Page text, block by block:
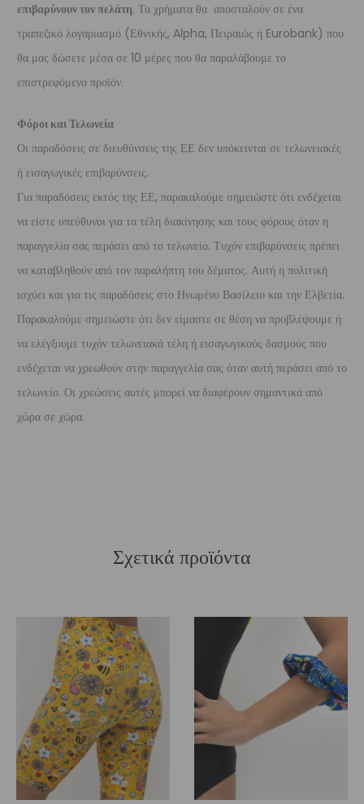
επιβαρύνουν τον πελάτη. Τα χρήματα θα αποσταλούν σε ένα
τραπεζικό λογαριασμό (Εθνικής, Alpha, Πειραιώς ή Eurobank) που
θα μας δώσετε μέσα σε 10 μέρες που θα παραλάβουμε το
επιστρεφόμενο προϊόν.
Φόροι και Τελωνεία
Οι παραδόσεις σε διευθύνσεις της ΕΕ δεν υπόκεινται σε τελωνειακές
ή εισαγωγικές επιβαρύνσεις.
Για παραδόσεις εκτός της ΕΕ, παρακαλούμε σημειώστε ότι ενδέχεται
να είστε υπεύθυνοι για τα τέλη διακίνησης και τους φόρους όταν η
παραγγελία σας περάσει από το τελωνείο. Τυχόν επιβαρύνσεις πρέπει
να καταβληθούν από τον παραλήπτη του δέματος. Αυτή η πολιτική
ισχύει και για τις παραδόσεις στο Ηνωμένο Βασίλειο και την Ελβετία.
Παρακαλούμε σημειώστε ότι δεν είμαστε σε θέση να προβλέψουμε ή
να ελέγξουμε τυχόν τελωνειακά τέλη ή εισαγωγικούς δασμούς που
ενδέχεται να χρεωθούν στην παραγγελία σας όταν αυτή περάσει από το
τελωνείο. Οι χρεώσεις αυτές μπορεί να διαφέρουν σημαντικά από
χώρα σε χώρα.
Σχετικά προϊόντα